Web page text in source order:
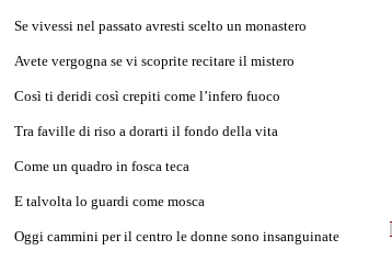
Se vivessi nel passato avresti scelto un monastero
Avete vergogna se vi scoprite recitare il mistero
Così ti deridi così crepiti come l’infero fuoco
Tra faville di riso a dorarti il fondo della vita
Come un quadro in fosca teca
E talvolta lo guardi come mosca
Oggi cammini per il centro le donne sono insanguinate